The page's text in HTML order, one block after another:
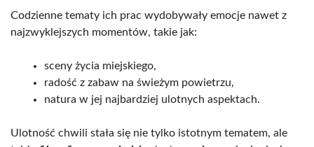
Codzienne tematy ich prac wydobywały emocje nawet z
najzwyklejszych momentów, takie jak:
sceny życia miejskiego,
radość z zabaw na świeżym powietrzu,
natura w jej najbardziej ulotnych aspektach.
Ulotność chwili stała się nie tylko istotnym tematem, ale